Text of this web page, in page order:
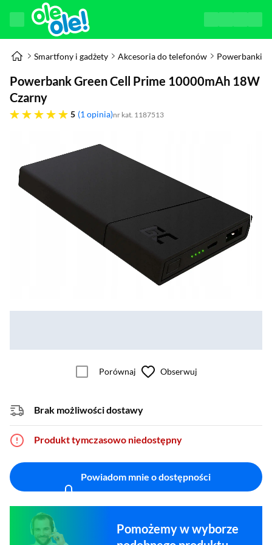
Smartfony i gadżety Akcesoria do telefonów Powerbanki
Powerbank Green Cell Prime 10000mAh 18W
Czarny
5
pięć gwiazdek 1 opinia nr kat. 1187513
Porównaj Obserwuj
Brak możliwości dostawy
Produkt tymczasowo niedostępny
Powiadom mnie o dostępności
Pomożemy w wyborze